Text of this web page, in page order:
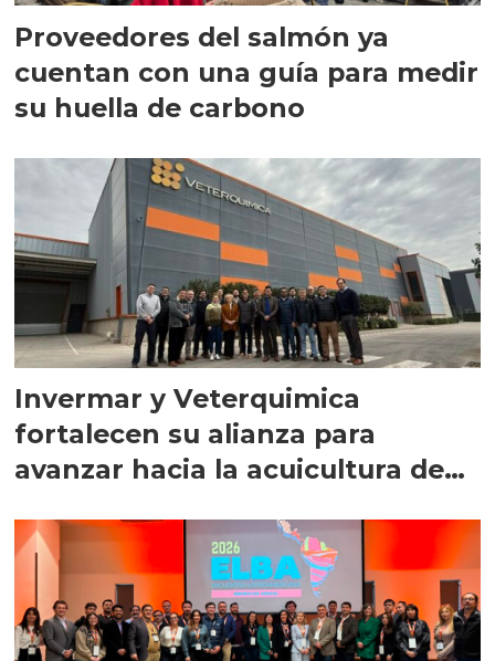
Proveedores del salmón ya
cuentan con una guía para medir
su huella de carbono
Invermar y Veterquimica
fortalecen su alianza para
avanzar hacia la acuicultura de